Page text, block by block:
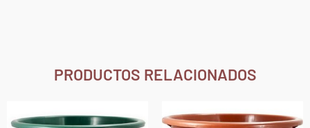
PRODUCTOS RELACIONADOS